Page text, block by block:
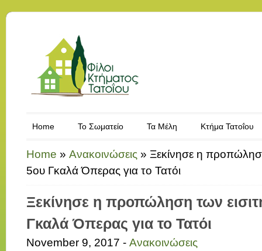
Home Το Σωματείο Τα Μέλη Κτήμα Τατοΐου
Home » Ανακοινώσεις » Ξεκίνησε η
5ου Γκαλά Όπερας για το Τατόι
Ξεκίνησε η προπώληση των
Γκαλά Όπερας για το Τατόι
November 9, 2017 - Ανακοινώσεις